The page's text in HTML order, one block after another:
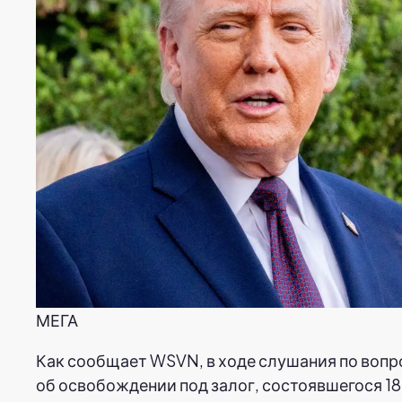
МЕГА
Как сообщает WSVN, в ходе слушания по
об освобождении под залог, состоявшегося 18